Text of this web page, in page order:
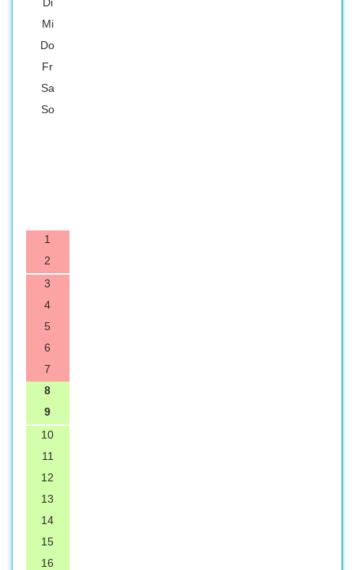
Mi
Do
Fr
Sa
So
1
2
3
4
5
6
7
8
9
10
11
12
13
14
15
16